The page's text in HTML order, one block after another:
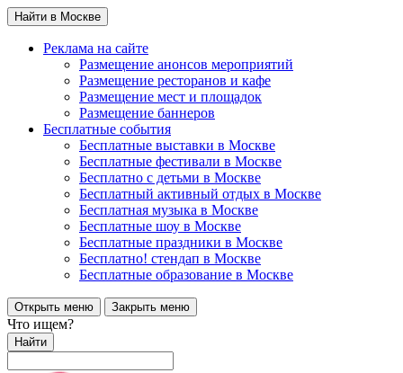
Найти в Москве
Реклама на сайте
Размещение анонсов мероприятий
Размещение ресторанов и кафе
Размещение мест и площадок
Размещение баннеров
Бесплатные события
Бесплатные выставки в Москве
Бесплатные фестивали в Москве
Бесплатно с детьми в Москве
Бесплатный активный отдых в Москве
Бесплатная музыка в Москве
Бесплатные шоу в Москве
Бесплатные праздники в Москве
Бесплатно! стендап в Москве
Бесплатные образование в Москве
Открыть меню Закрыть меню
Что ищем?
Найти